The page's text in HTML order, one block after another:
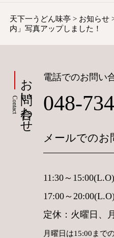
天下一うどん味亭> お知らせ
内」写真アップしました！
お問い合わせ
Contact
電話でのお問い
048-
メールでのお
11:30～15:00(L.O)
17:00～
定休：火曜日、
月曜日は15:00まで